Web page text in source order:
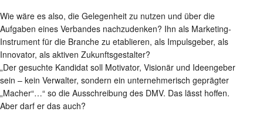
Wie wäre es also, die Gelegenheit zu nutzen und über die
Aufgaben eines Verbandes nachzudenken? Ihn als Marketing-
Instrument für die Branche zu etablieren, als Impulsgeber, als
Innovator, als aktiven Zukunftsgestalter?
„Der gesuchte Kandidat soll Motivator, Visionär und Ideengeber
sein – kein Verwalter, sondern ein unternehmerisch geprägter
„Macher“…“ so die Ausschreibung des DMV. Das lässt hoffen.
Aber darf er das auch?